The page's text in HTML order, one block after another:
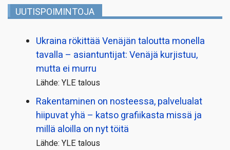
UUTISPOIMINTOJA
Ukraina rökittää Venäjän taloutta monella
tavalla – asiantuntijat: Venäjä kurjistuu,
mutta ei murru
Lähde: YLE talous
Rakentaminen on nosteessa, palvelualat
hiipuvat yhä – katso grafiikasta missä ja
millä aloilla on nyt töitä
Lähde: YLE talous